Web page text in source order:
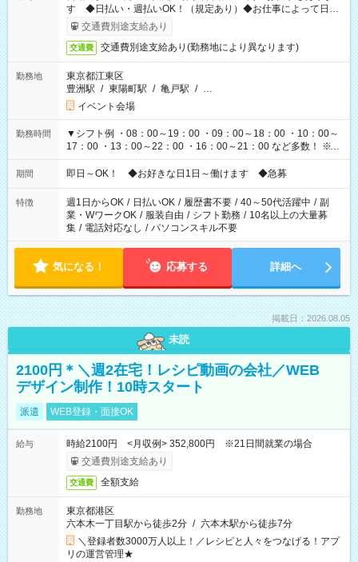
す ◆日払い・週払いOK！（規定あり）◆お仕事によって日給
も異なります
交通費別途支給あり
交通費 交通費別途支給あり(勤務地により異なります)
勤務地
東京都江東区
豊洲駅 / 東陽町駅 / 亀戸駅 / …
イベント会場
勤務時間
▼シフト例 ・08：00～19：00 ・09：00～18：00 ・10：00～
17：00 ・13：00～22：00 ・16：00～21：00 など多数！ ※お
仕事により勤務時間が異なります
期間 即日～OK！ ◆お好きな日1日～働けます ◆急募
特徴 週1日からOK / 日払いOK / 履歴書不要 / 40～50代活躍中 / 副
業・WワークOK / 服装自由 / シフト勤務 / 10名以上の大量募
集 / 電話対応なし / パソコンスキル不要
気になる！ 応募する 詳細へ
掲載日：2026.08.05
未読
2100円＊＼週2在宅！レシピ動画の会社／WEB
デザイン制作！10時スタート
派遣 WEB登録・面接OK
給与
時給2100円 <月収例> 352,800円 ※21日間就業の場合
交通費別途支給あり
交通費 全額支給
勤務地
東京都港区
六本木一丁目駅から徒歩2分 / 六本木駅から徒歩7分
＼登録者数3000万人以上！／レシピと人々をつなげる！アプ
リの運営管理★